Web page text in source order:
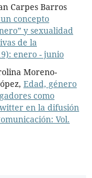
Carpes Barros
concepto
y sexualidad
de la
enero - junio
Moreno-
Edad, género
como
en la difusión
Vol.